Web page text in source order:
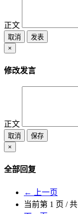
正文
取消
发表
×
修改发言
正文
取消
保存
×
全部回复
← 上一页
当前第 1 页 / 共